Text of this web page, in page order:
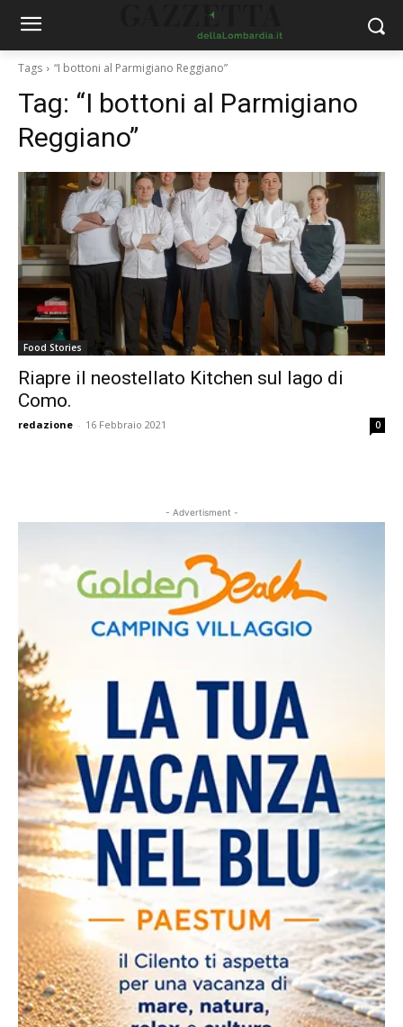
Tags “I bottoni al Parmigiano Reggiano”
Tag: “I bottoni al Parmigiano
Reggiano”
Food Stories
Riapre il neostellato Kitchen sul lago di
Como.
redazione - 16 Febbraio 2021 0
- Advertisment -